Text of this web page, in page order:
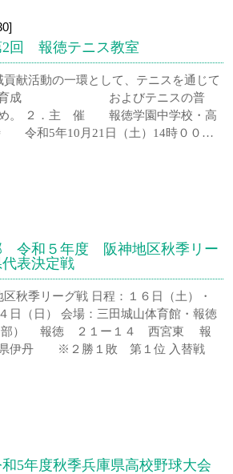
回 報徳テニス教室
活動の一環として、テニスを通じて
全育成 およびテニスの普
め。 ２．主 催 報徳学園中学校・高
令和5年10月21日（土）14時００…
令和５年度 阪神地区秋季リー
表決定戦
秋季リーグ戦 日程：１６日（土）・
日（日） 会場：三田城山体育館・報徳
部） 報徳 ２１ー１４ 西宮東 報
伊丹 ※２勝１敗 第１位 入替戦
5年度秋季兵庫県高校野球大会